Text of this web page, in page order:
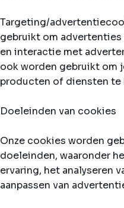
Targeting/
gebruikt om
en interactie met
ook worden gebruikt om
producten of diensten te
Doeleinden van cookies
Onze cookies worden
doeleinden, waaronder
ervaring, het analyseren
aanpassen van